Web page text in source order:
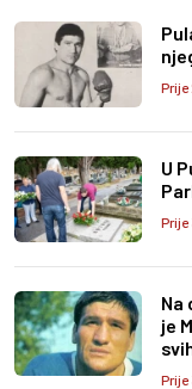
Prije
U
Prije
Na
je
Prije